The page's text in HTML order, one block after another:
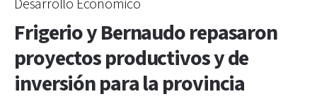
Desarrollo Económico
Frigerio y Bernaudo repasaron
proyectos productivos y de
inversión para la provincia